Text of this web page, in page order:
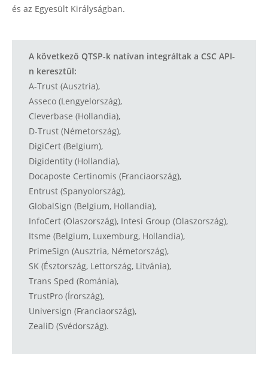
és az Egyesült Királyságban.
A következő QTSP-k natívan integráltak a CSC API-
n keresztül:
A-Trust (Ausztria),
Asseco (Lengyelország),
Cleverbase (Hollandia),
D-Trust (Németország),
DigiCert (Belgium),
Digidentity (Hollandia),
Docaposte Certinomis (Franciaország),
Entrust (Spanyolország),
GlobalSign (Belgium, Hollandia),
InfoCert (Olaszország), Intesi Group (Olaszország),
Itsme (Belgium, Luxemburg, Hollandia),
PrimeSign (Ausztria, Németország),
SK (Észtország, Lettország, Litvánia),
Trans Sped (Románia),
TrustPro (Írország),
Universign (Franciaország),
ZealiD (Svédország).